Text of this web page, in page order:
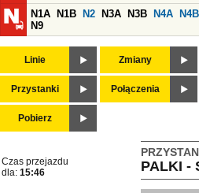
N1A
N1B N2 N3A N3B N4A N4B
N9
Linie Zmiany
Przystanki Połączenia
Pobierz
PALKI -
Czas przejazdu
dla: 15:46